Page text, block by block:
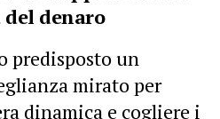
del denaro
predisposto un
mirato per
dinamica e cogliere i